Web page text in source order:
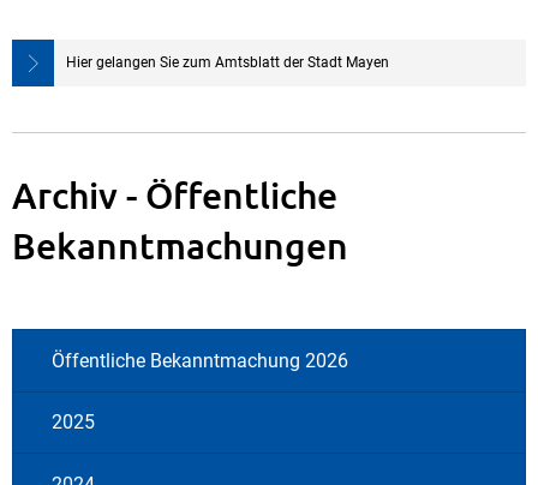
Hier gelangen Sie zum Amtsblatt der Stadt Mayen
Archiv - Öffentliche
Bekanntmachungen
Öffentliche Bekanntmachung 2026
2025